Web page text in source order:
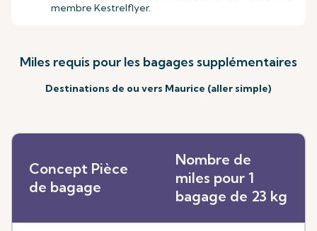
membre Kestrelflyer.
Miles requis pour les bagages supplémentaires
Destinations de ou vers Maurice (aller simple)
Concept Pièce
de bagage
Nombre de
miles pour 1
bagage de 23 kg